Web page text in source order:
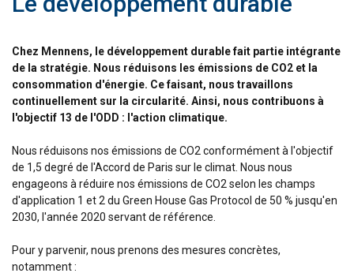
Chez Mennens, le développement durable fait partie intégrante
de la stratégie. Nous réduisons les émissions de CO2 et la
consommation d'énergie. Ce faisant, nous travaillons
continuellement sur la circularité. Ainsi, nous contribuons à
l'objectif 13 de l'ODD : l'action climatique.
Nous réduisons nos émissions de CO2 conformément à l'objectif
de 1,5 degré de l'Accord de Paris sur le climat. Nous nous
engageons à réduire nos émissions de CO2 selon les champs
d'application 1 et 2 du Green House Gas Protocol de 50 % jusqu'en
2030, l'année 2020 servant de référence.
Pour y parvenir, nous prenons des mesures concrètes,
notamment :